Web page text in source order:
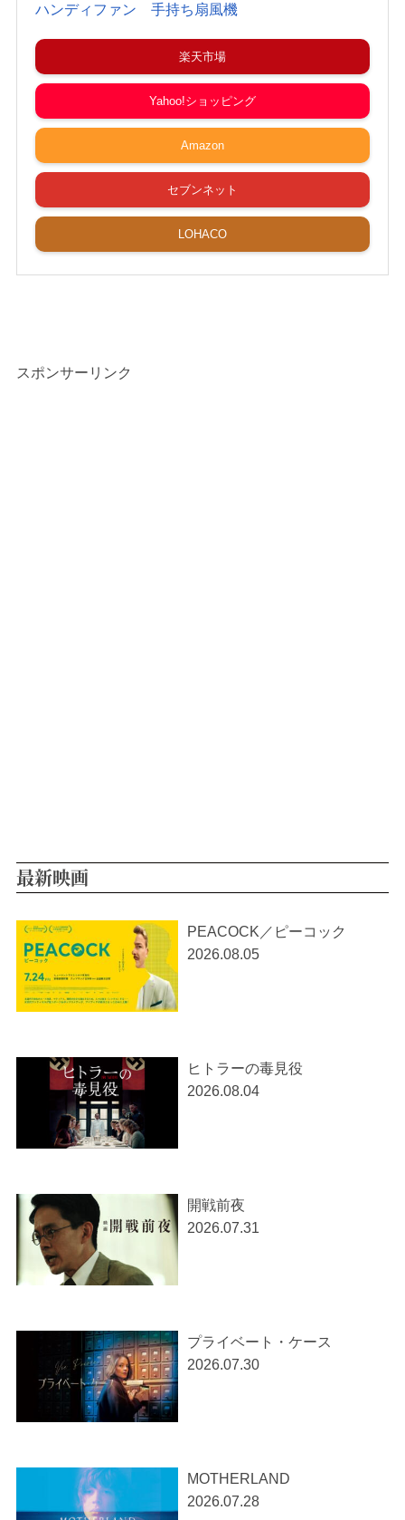
ハンディファン 手持ち扇風機
楽天市場
Yahoo!ショッピング
Amazon
セブンネット
LOHACO
スポンサーリンク
最新映画
PEACOCK／ピーコック
2026.08.05
ヒトラーの毒見役
2026.08.04
開戦前夜
2026.07.31
プライベート・ケース
2026.07.30
MOTHERLAND
2026.07.28